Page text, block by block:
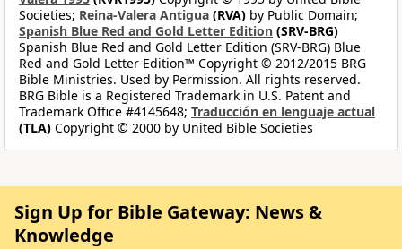
Societies; Reina-Valera Antigua (RVA) by Public Domain;
Spanish Blue Red and Gold Letter Edition (SRV-BRG)
Spanish Blue Red and Gold Letter Edition (SRV-BRG) Blue
Red and Gold Letter Edition™ Copyright © 2012/2015 BRG
Bible Ministries. Used by Permission. All rights reserved.
BRG Bible is a Registered Trademark in U.S. Patent and
Trademark Office #4145648; Traducción en lenguaje actual
(TLA) Copyright © 2000 by United Bible Societies
Sign Up for Bible Gateway: News &
Knowledge